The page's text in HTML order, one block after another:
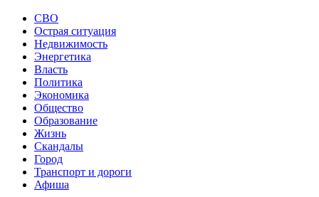
СВО
Острая ситуация
Недвижимость
Энергетика
Власть
Политика
Экономика
Общество
Образование
Жизнь
Скандалы
Город
Транспорт и дороги
Афиша